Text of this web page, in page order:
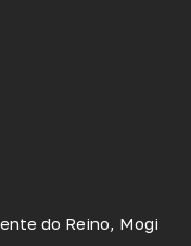
do Reino, Mogi